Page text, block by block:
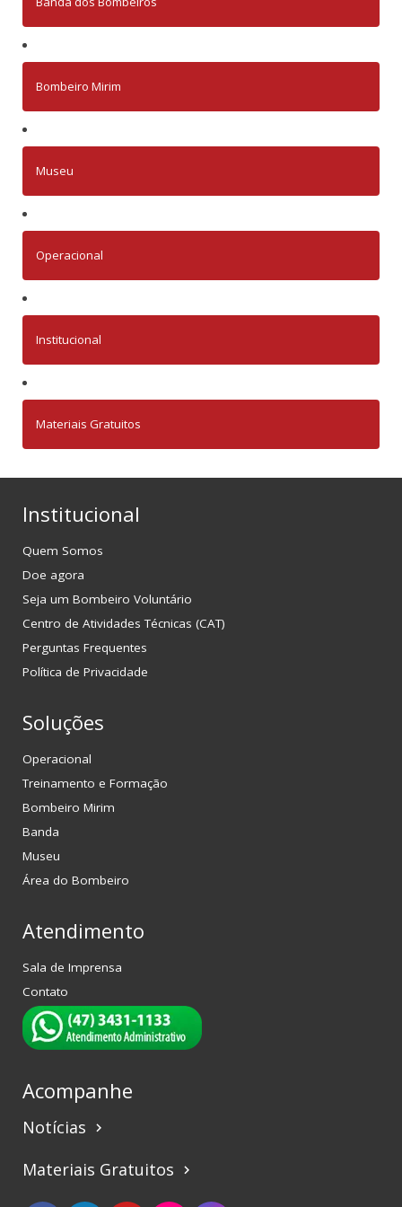
Bombeiro Mirim
Museu
Operacional
Institucional
Materiais Gratuitos
Institucional
Quem Somos
Doe agora
Seja um Bombeiro Voluntário
Centro de Atividades Técnicas (CAT)
Perguntas Frequentes
Política de Privacidade
Soluções
Operacional
Treinamento e Formação
Bombeiro Mirim
Banda
Museu
Área do Bombeiro
Atendimento
Sala de Imprensa
Contato
Acompanhe
Notícias keyboard_arrow_right
Materiais Gratuitos keyboard_arrow_right